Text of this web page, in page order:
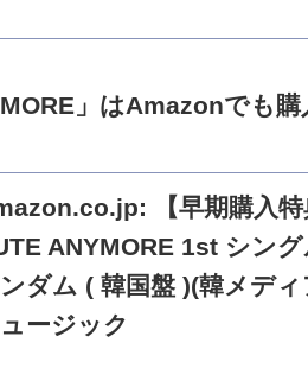
」はAmazonでも購
【早期購入
ANYMORE 1st シン
ダム ( 韓国盤 )(韓メデ
ージック